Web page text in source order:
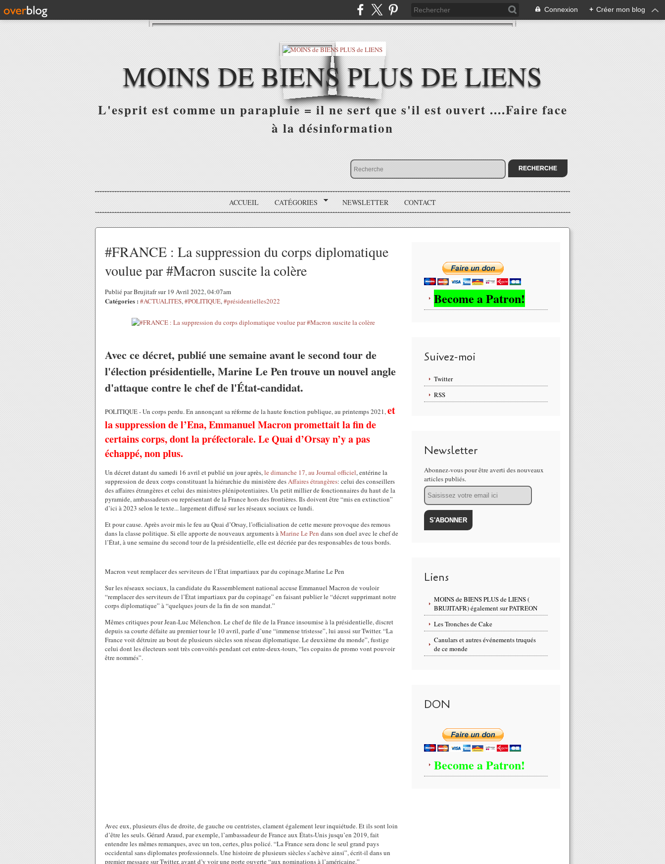
Connexion + Créer mon blog
MOINS DE BIENS PLUS DE LIENS
L'esprit est comme un parapluie = il ne sert que s'il est ouvert ....Faire face
à la désinformation
ACCUEIL CATÉGORIES NEWSLETTER CONTACT
#FRANCE : La suppression du corps diplomatique
voulue par #Macron suscite la colère
Publié par Brujitafr sur 19 Avril 2022, 04:07am
Catégories : #ACTUALITES,#POLITIQUE,#présidentielles2022
Avec ce décret, publié une semaine avant le second tour de
l'élection présidentielle, Marine Le Pen trouve un nouvel angle
d'attaque contre le chef de l'État-candidat.
POLITIQUE - Un corps perdu. En annonçant sa réforme de la haute fonction publique, au printemps 2021,et
lasuppression de l’Ena, Emmanuel Macron promettait la fin de
certains corps, dont la préfectorale. Le Quai d’Orsay n’y a pas
échappé, non plus.
Un décret datant du samedi 16 avril et publié un jour après,le dimanche 17, au Journal officiel, entérine la
suppression de deux corps constituant la hiérarchie du ministère desAffaires étrangères: celui des conseillers
des affaires étrangères et celui des ministres plénipotentiaires. Un petit millier de fonctionnaires du haut de la
pyramide, ambassadeurs ou représentant de la France hors des frontières. Ils doivent être “mis en extinction”
d’ici à 2023 selon le texte... largement diffusé sur les réseaux sociaux ce lundi.
Et pour cause. Après avoir mis le feu au Quai d’Orsay, l’officialisation de cette mesure provoque des remous
dans la classe politique. Si elle apporte de nouveaux arguments àMarine Le Pen dans son duel avec le chef de
l’État, à une semaine du second tour de la présidentielle, elle est décriée par des responsables de tous bords.
Macron veut remplacer des serviteurs de l’État impartiaux par du copinage.Marine Le Pen
Sur les réseaux sociaux, la candidate du Rassemblement national accuse Emmanuel Macron de vouloir
“remplacer des serviteurs de l’État impartiaux par du copinage” en faisant publier le “décret supprimant notre
corps diplomatique” à “quelques jours de la fin de son mandat.”
Mêmes critiques pour Jean-Luc Mélenchon. Le chef de file de la France insoumise à la présidentielle, discret
depuis sa courte défaite au premier tour le 10 avril, parle d’une “immense tristesse”, lui aussi sur Twitter. “La
France voit détruire au bout de plusieurs siècles son réseau diplomatique. Le deuxième du monde”, fustige
celui dont les électeurs sont très convoités pendant cet entre-deux-tours, “les copains de promo vont pouvoir
être nommés”.
Avec eux, plusieurs élus de droite, de gauche ou centristes, clament également leur inquiétude. Et ils sont loin
d’être les seuls. Gérard Araud, par exemple, l’ambassadeur de France aux États-Unis jusqu’en 2019, fait
entendre les mêmes remarques, avec un ton, certes, plus policé. “La France sera donc le seul grand pays
occidental sans diplomates professionnels. Une histoire de plusieurs siècles s’achève ainsi”, écrit-il dans un
premier message sur Twitter, avant d’y voir une porte ouverte “aux nominations à l’américaine.”
Become a Patron!
Suivez-moi
Twitter
RSS
Newsletter
Abonnez-vous pour être averti des nouveaux
articles publiés.
Email
Liens
MOINS de BIENS PLUS de LIENS (
BRUJITAFR) également sur PATREON
Les Tronches de Cake
Canulars et autres événements truqués
de ce monde
DON
Become a Patron!